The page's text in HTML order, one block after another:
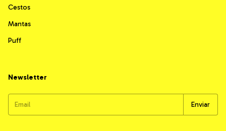
Cestos
Mantas
Puff
Newsletter